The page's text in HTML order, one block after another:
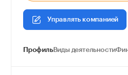
Управлять компанией
ПрофильВиды деятельности